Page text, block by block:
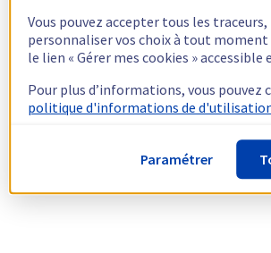
Vous pouvez accepter tous les
personnaliser vos choix à tout
le lien « Gérer mes cookies » accessible
Pour plus d’informations, vous pouvez
politique d'informations de d'utilisation
Paramétrer